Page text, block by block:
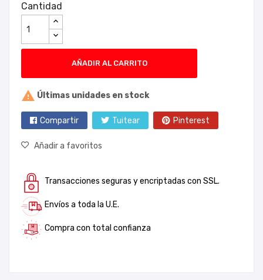
Cantidad
AÑADIR AL CARRITO
 Últimas unidades en stock
Compartir Tuitear Pinterest
Añadir a favoritos
Transacciones seguras y encriptadas con SSL.
Envíos a toda la U.E.
Compra con total confianza